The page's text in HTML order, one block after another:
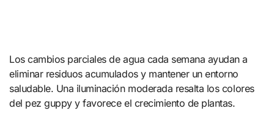
Los cambios parciales de agua cada semana ayudan a
eliminar residuos acumulados y mantener un entorno
saludable. Una iluminación moderada resalta los colores
del pez guppy y favorece el crecimiento de plantas.